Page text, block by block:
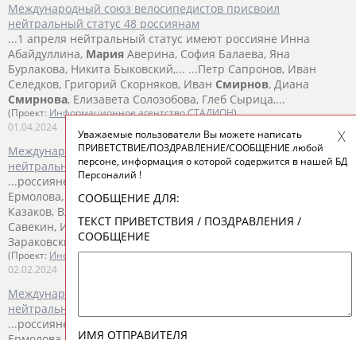
Международный союз велосипедистов присвоил
нейтральный статус 48 россиянам
...1 апреля нейтральный статус имеют россияне Инна
Абайдуллина, Мария Аверина, София Балаева, Яна
Бурлакова, Никита Быковский,... ...Петр Сапронов, Иван
Селедков, Григорий Скорняков, Иван Смирнов, Диана
Смирнова, Елизавета Солозобова, Глеб Сырица,...
(Проект: Информационное агентство СТАДИОН)
01.04.2024
Международный союз велосипедистов позволил выступать в
нейтральном статусе 45 россиянам
...россияне Глеб Сырица, Алексей Медведев, Дарья
Ермолова, Тамара Дронова, Алена Иванченко, Даниил
Казаков, Влас Шичкин,... ...Мальнев, Вячеслав Иванов, Илья
Савекин, Илья Щегольков, ИванСмирнов, Даниил
Зараковский, Иван Селедков,
(Проект: Информационное агентство СТАДИОН)
02.02.2024
Международный союз велосипедистов (UCI) присвоил
нейтральный статус 45 россиянам
...россияне Глеб Сырица, Алексей Медведев, Дарья
Уважаемые пользователи Вы можете написать
ПРИВЕТСТВИЕ/ПОЗДРАВЛЕНИЕ/СООБЩЕНИЕ любой
персоне, информация о которой содержится в нашей БД
Персоналий !
СООБЩЕНИЕ ДЛЯ:
ТЕКСТ ПРИВЕТСТВИЯ / ПОЗДРАВЛЕНИЯ /
СООБЩЕНИЕ
ИМЯ ОТПРАВИТЕЛЯ